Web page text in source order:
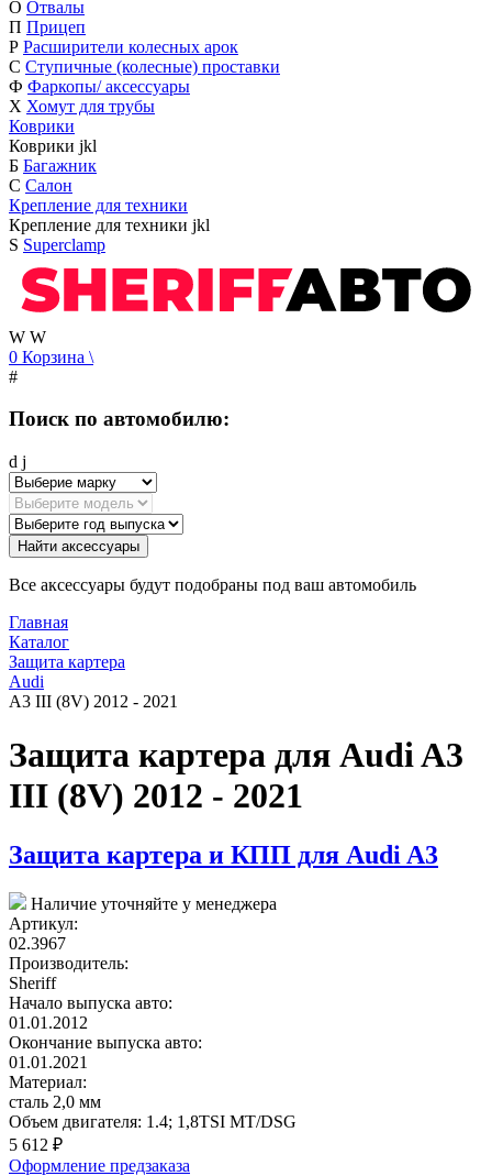
О Отвалы
П Прицеп
Р Расширители колесных арок
С Ступичные (колесные) проставки
Ф Фаркопы/ аксессуары
Х Хомут для трубы
Коврики
Коврики jkl
Б Багажник
С Салон
Крепление для техники
Крепление для техники jkl
S Superclamp
W W
0 Корзина \
#
Поиск по автомобилю:
d j
Найти аксессуары
Все аксессуары будут подобраны под ваш автомобиль
Главная
Каталог
Защита картера
Audi
A3 III (8V) 2012 - 2021
Защита картера для Audi A3
III (8V) 2012 - 2021
Защита картера и КПП для Audi A3
Наличие уточняйте у менеджера
Артикул:
02.3967
Производитель:
Sheriff
Начало выпуска авто:
01.01.2012
Окончание выпуска авто:
01.01.2021
Материал:
сталь 2,0 мм
Объем двигателя: 1.4; 1,8TSI MT/DSG
5 612 ₽
Оформление предзаказа